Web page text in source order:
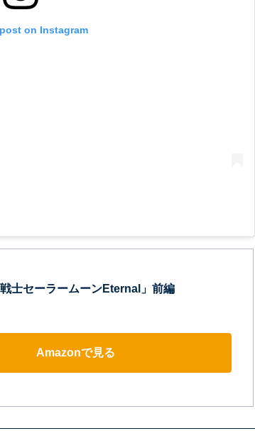
on Instagram
士セーラームーンEternal」前編
Amazonで見る